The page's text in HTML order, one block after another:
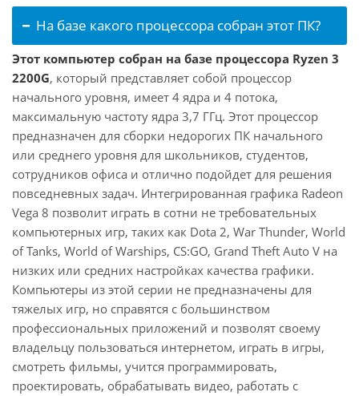
На базе какого процессора собран этот ПК?
Этот компьютер собран на базе процессора Ryzen 3
2200G, который представляет собой процессор
начального уровня, имеет 4 ядра и 4 потока,
максимальную частоту ядра 3,7 ГГц. Этот процессор
предназначен для сборки недорогих ПК начального
или среднего уровня для школьников, студентов,
сотрудников офиса и отлично подойдет для решения
повседневных задач. Интегрированная графика Radeon
Vega 8 позволит играть в сотни не требовательных
компьютерных игр, таких как Dota 2, War Thunder, World
of Tanks, World of Warships, CS:GO, Grand Theft Auto V на
низких или средних настройках качества графики.
Компьютеры из этой серии не предназначены для
тяжелых игр, но справятся с большинством
профессиональных приложений и позволят своему
владельцу пользоваться интернетом, играть в игры,
смотреть фильмы, учится программировать,
проектировать, обрабатывать видео, работать с